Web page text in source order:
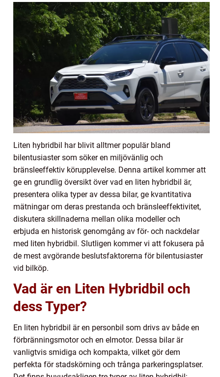
Liten hybridbil har blivit alltmer populär bland
bilentusiaster som söker en miljövänlig och
bränsleeffektiv körupplevelse. Denna artikel kommer att
ge en grundlig översikt över vad en liten hybridbil är,
presentera olika typer av dessa bilar, ge kvantitativa
mätningar om deras prestanda och bränsleeffektivitet,
diskutera skillnaderna mellan olika modeller och
erbjuda en historisk genomgång av för- och nackdelar
med liten hybridbil. Slutligen kommer vi att fokusera på
de mest avgörande beslutsfaktorerna för bilentusiaster
vid bilköp.
Vad är en Liten Hybridbil och
dess Typer?
En liten hybridbil är en personbil som drivs av både en
förbränningsmotor och en elmotor. Dessa bilar är
vanligtvis smidiga och kompakta, vilket gör dem
perfekta för stadskörning och trånga parkeringsplatser.